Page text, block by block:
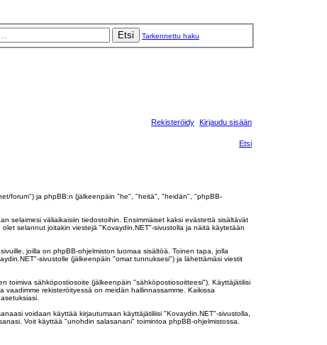
Etsi Tarkennettu haku
Kirjaudu sisään
Rekisteröidy
Etsi
forum") ja phpBB:n (jälkeenpäin "he", "heitä", "heidän", "phpBB-
selaimesi väliaikaisiin tiedostoihin. Ensimmäiset kaksi evästettä sisältävät
selannut joitakin viestejä "Kovaydin.NET"-sivustolla ja näitä käytetään
joilla on phpBB-ohjelmiston luomaa sisältöä. Toinen tapa, jolla
sivustolle (jälkeenpäin "omat tunnuksesi") ja lähettämäsi viestit
toimiva sähköpostiosoite (jälkeenpäin "sähköpostiosoitteesi"). Käyttäjätilisi
rekisteröityessä on meidän hallinnassamme. Kaikissa
voidaan käyttää kirjautumaan käyttäjätiliisi "Kovaydin.NET"-sivustolla,
Voit käyttää "unohdin salasanani" toimintoa phpBB-ohjelmistossa.